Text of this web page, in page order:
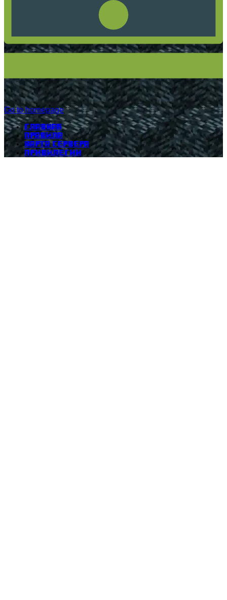
Go to homepage
Главная
Правила
Карта сервера
Привилегии